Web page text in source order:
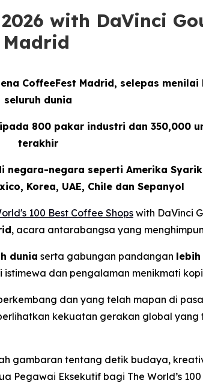
with DaVinci
CoffeeFest Madrid, selepas
seluruh dunia
800 pakar industri dan 350,000
terakhir
negara seperti Amerika
Korea, UAE, Chile dan Sepanyol
100 Best Coffee Shopswith DaVinci
, acara antarabangsa yang
dunia serta gabungan pandangan
dan pengalaman menikmati
dan yang telah mapan di
kekuatan gerakan global
gambaran tentang detik budaya,
Pegawai Eksekutif bagi The World’s